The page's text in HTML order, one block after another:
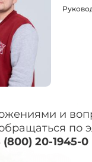
и
по
(800) 20-1945-0